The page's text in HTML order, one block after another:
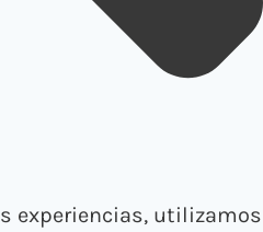
experiencias, utilizamos